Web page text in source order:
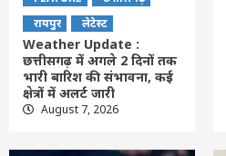
रायपुर
लेटेस्ट
Weather Update :
छत्तीसगढ़ में अगले 2 दिनों तक
भारी बारिश की संभावना, कई
क्षेत्रों में अलर्ट जारी
August 7, 2026